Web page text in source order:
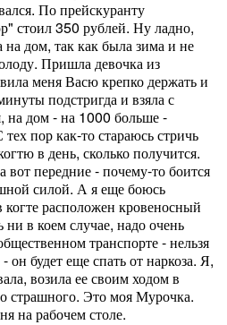
По прейскуранту
стоил 350 рублей. Ну ладно,
дом, так как была зима и не
Пришла девочка из
меня Васю крепко держать и
подстригда и взяла с
на дом - на 1000 больше -
пор как-то стараюсь стричь
в день, сколько получится.
вот передние - почему-то боится
силой. А я еще боюсь
когте расположен кровеносный
ни в коем случае, надо очень
транспорте - нельзя
он будет еще спать от наркоза. Я,
возила ее своим ходом в
страшного. Это моя Мурочка.
на рабочем столе.